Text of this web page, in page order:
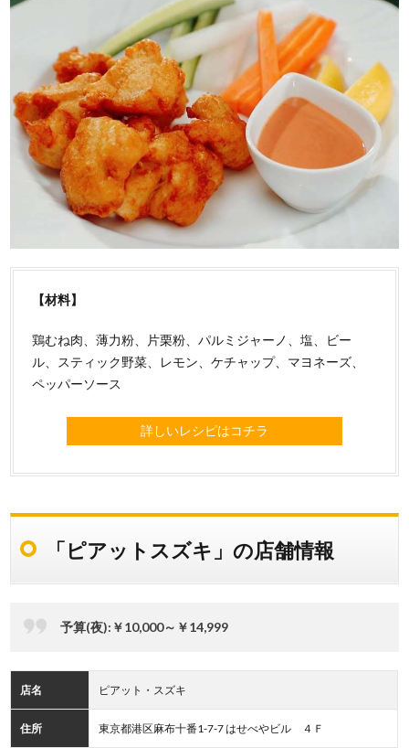
【材料】
鶏むね肉、薄力粉、片栗粉、パルミジャーノ、塩、ビー
ル、スティック野菜、レモン、ケチャップ、マヨネーズ、
ペッパーソース
詳しいレシピはコチラ
「ピアットスズキ」の店舗情報
予算(夜):￥10,000～￥14,999
店名 ピアット・スズキ
住所 東京都港区麻布十番1-7-7 はせべやビル ４Ｆ